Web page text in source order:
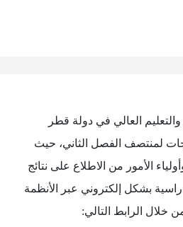
والتعليم العالي في دولة قطر
لمنتصف الفصل الثاني، حيث
الأمور من الاطلاع على نتائج
بشكل إلكتروني عبر الأنظمة
خلال الرابط التالي: